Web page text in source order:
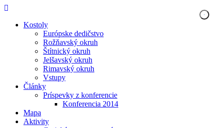
Kostoly
Európske dedičstvo
Rožňavský okruh
Štítnický okruh
Jelšavský okruh
Rimavský okruh
Vstupy
Články
Príspevky z konferencie
Konferencia 2014
Mapa
Aktivity